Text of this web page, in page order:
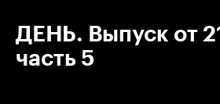
ДЕНЬ. Выпуск от
часть 5